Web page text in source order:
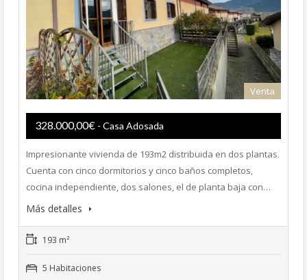
Venta
328.000,00€ - Casa Adosada
Impresionante vivienda de 193m2 distribuida en dos plantas.
Cuenta con cinco dormitorios y cinco baños completos,
cocina independiente, dos salones, el de planta baja con…
Más detalles
193 m²
5 Habitaciones